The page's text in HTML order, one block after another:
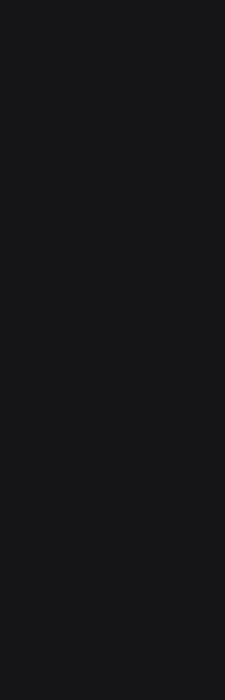
90%
om de oorzaak van
en de symptomen
liggen dicht
resultaat te
de functie te
negatieve vicieuze
de genezing